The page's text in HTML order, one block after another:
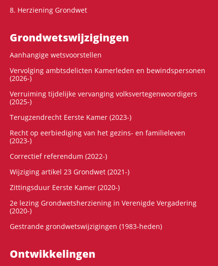
8. Herziening Grondwet
Grondwets­wijzigingen
Aanhangige wetsvoorstellen
Vervolging ambtsdelicten Kamerleden en bewindspersonen
(2026-)
Verruiming tijdelijke vervanging volksvertegenwoordigers
(2025-)
Terugzendrecht Eerste Kamer (2023-)
Recht op eerbiediging van het gezins- en familieleven
(2023-)
Correctief referendum (2022-)
Wijziging artikel 23 Grondwet (2021-)
Zittingsduur Eerste Kamer (2020-)
2e lezing Grondwetsherziening in Verenigde Vergadering
(2020-)
Gestrande grondwetswijzigingen (1983-heden)
Ontwikke­lingen